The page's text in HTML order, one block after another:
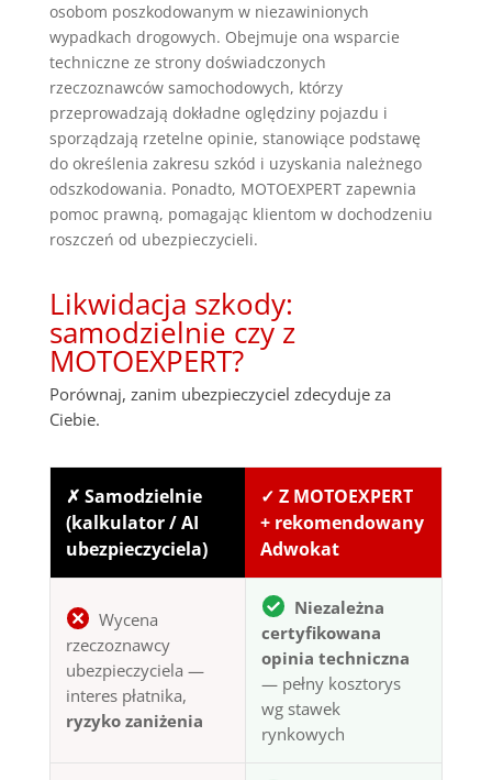
osobom poszkodowanym w niezawinionych
wypadkach drogowych. Obejmuje ona wsparcie
techniczne ze strony doświadczonych
rzeczoznawców samochodowych, którzy
przeprowadzają dokładne oględziny pojazdu i
sporządzają rzetelne opinie, stanowiące podstawę
do określenia zakresu szkód i uzyskania należnego
odszkodowania. Ponadto, MOTOEXPERT zapewnia
pomoc prawną, pomagając klientom w dochodzeniu
roszczeń od ubezpieczycieli.
Likwidacja szkody:
samodzielnie czy z
MOTOEXPERT?
Porównaj, zanim ubezpieczyciel zdecyduje za
Ciebie.
✗ Samodzielnie
(kalkulator / AI
ubezpieczyciela)
✓ Z MOTOEXPERT
+ rekomendowany
Adwokat
Wycena
rzeczoznawcy
ubezpieczyciela —
interes płatnika,
ryzyko zaniżenia
Niezależna
certyfikowana
opinia techniczna
— pełny kosztorys
wg stawek
rynkowych